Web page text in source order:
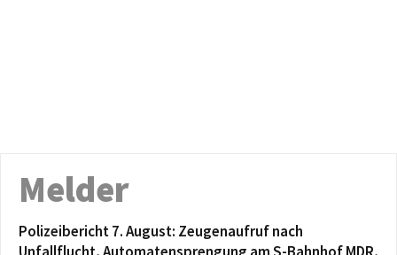
Melder
Polizeibericht 7. August: Zeugenaufruf nach